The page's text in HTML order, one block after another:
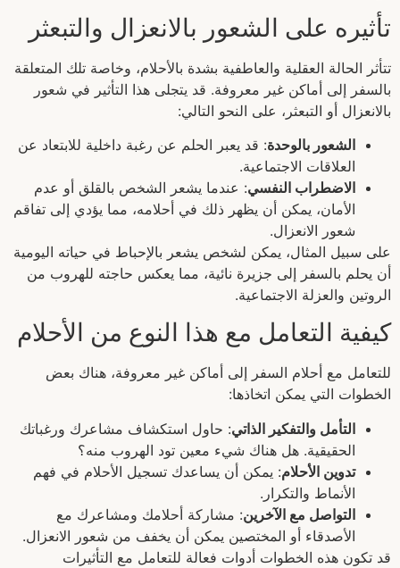
تأثيره على الشعور بالانعزال والتبعثر
تتأثر الحالة العقلية والعاطفية بشدة بالأحلام، وخاصة تلك المتعلقة
بالسفر إلى أماكن غير معروفة. قد يتجلى هذا التأثير في شعور
بالانعزال أو التبعثر، على النحو التالي:
الشعور بالوحدة: قد يعبر الحلم عن رغبة داخلية للابتعاد عن
العلاقات الاجتماعية.
الاضطراب النفسي: عندما يشعر الشخص بالقلق أو عدم
الأمان، يمكن أن يظهر ذلك في أحلامه، مما يؤدي إلى تفاقم
شعور الانعزال.
على سبيل المثال، يمكن لشخص يشعر بالإحباط في حياته اليومية
أن يحلم بالسفر إلى جزيرة نائية، مما يعكس حاجته للهروب من
الروتين والعزلة الاجتماعية.
كيفية التعامل مع هذا النوع من الأحلام
للتعامل مع أحلام السفر إلى أماكن غير معروفة، هناك بعض
الخطوات التي يمكن اتخاذها:
التأمل والتفكير الذاتي: حاول استكشاف مشاعرك ورغباتك
الحقيقية. هل هناك شيء معين تود الهروب منه؟
تدوين الأحلام: يمكن أن يساعدك تسجيل الأحلام في فهم
الأنماط والتكرار.
التواصل مع الآخرين: مشاركة أحلامك ومشاعرك مع
الأصدقاء أو المختصين يمكن أن يخفف من شعور الانعزال.
قد تكون هذه الخطوات أدوات فعالة للتعامل مع التأثيرات